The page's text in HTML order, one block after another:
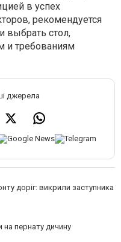
в успех
рекомендуется
выбрать стол,
и требованиям
джерела
доріг: викрили заступника
пернату дичину